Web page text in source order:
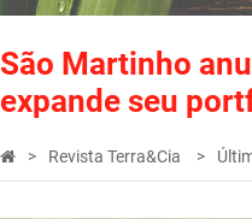
São Martinho
expande seu
Revista Terra&Cia